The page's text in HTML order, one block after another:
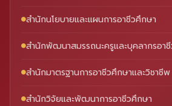
สำนักนโยบายและแผนการอาชีวศึกษา
สำนักพัฒนาสมรรถนะครูและบุคลากรอา
สำนักมาตรฐานการอาชีวศึกษาและวิชาชีพ
สำนักวิจัยและพัฒนาการอาชีวศึกษา